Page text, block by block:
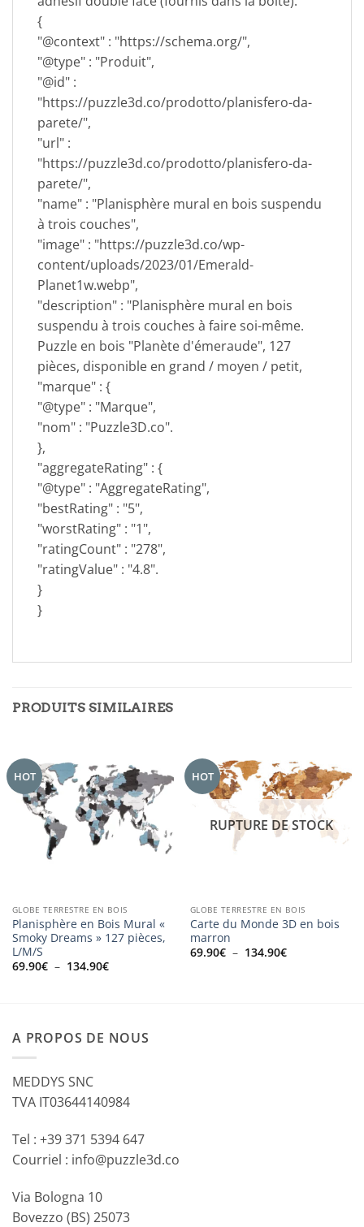
{
"@context" : "https://schema.org/",
"@type" : "Produit",
"@id" :
"https://puzzle3d.co/prodotto/planisfero-da-
parete/",
"url" :
"https://puzzle3d.co/prodotto/planisfero-da-
parete/",
"name" : "Planisphère mural en bois suspendu
à trois couches",
"image" : "https://puzzle3d.co/wp-
content/uploads/2023/01/Emerald-
Planet1w.webp",
"description" : "Planisphère mural en bois
suspendu à trois couches à faire soi-même.
Puzzle en bois "Planète d'émeraude", 127
pièces, disponible en grand / moyen / petit,
"marque" : {
"@type" : "Marque",
"nom" : "Puzzle3D.co".
},
"aggregateRating" : {
"@type" : "AggregateRating",
"bestRating" : "5",
"worstRating" : "1",
"ratingCount" : "278",
"ratingValue" : "4.8".
}
}
PRODUITS SIMILAIRES
HOT
GLOBE TERRESTRE EN BOIS
Planisphère en Bois Mural «
Smoky Dreams » 127 pièces,
L/M/S
69.90€ – 134.90€Plage
de
HOT
RUPTURE DE STOCK
GLOBE TERRESTRE EN BOIS
Carte du Monde 3D en bois
marron
69.90€ – 134.90€Plage
de
A PROPOS DE NOUS
MEDDYS SNC
TVA IT03644140984
Tel : +39 371 5394 647
Courriel : info@puzzle3d.co
Via Bologna 10
Bovezzo (BS) 25073